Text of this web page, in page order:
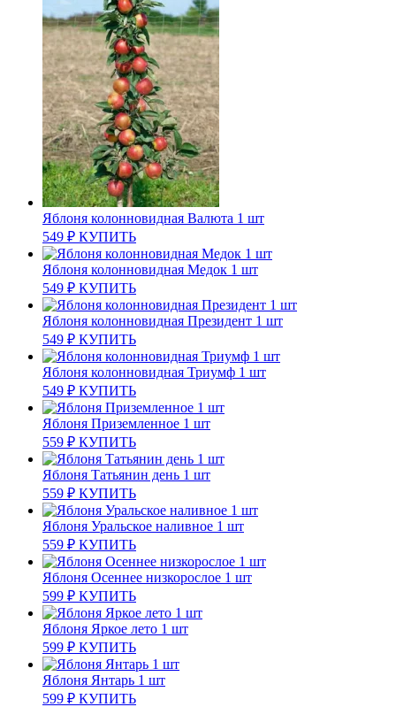
Яблоня колонновидная Валюта 1 шт
549 ₽ КУПИТЬ
Яблоня колонновидная Медок 1 шт
549 ₽ КУПИТЬ
Яблоня колонновидная Президент 1 шт
549 ₽ КУПИТЬ
Яблоня колонновидная Триумф 1 шт
549 ₽ КУПИТЬ
Яблоня Приземленное 1 шт
559 ₽ КУПИТЬ
Яблоня Татьянин день 1 шт
559 ₽ КУПИТЬ
Яблоня Уральское наливное 1 шт
559 ₽ КУПИТЬ
Яблоня Осеннее низкорослое 1 шт
599 ₽ КУПИТЬ
Яблоня Яркое лето 1 шт
599 ₽ КУПИТЬ
Яблоня Янтарь 1 шт
599 ₽ КУПИТЬ